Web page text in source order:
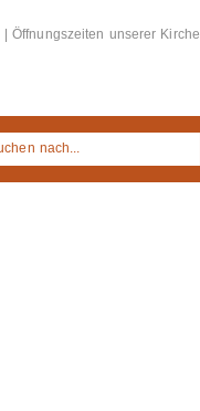
|Öffnungszeiten unserer Kirche